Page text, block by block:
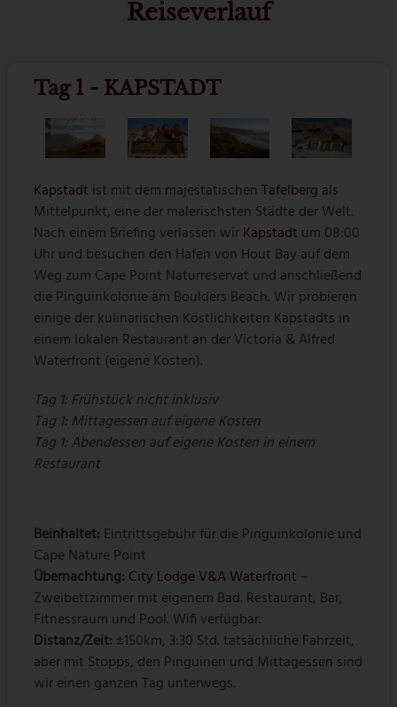
Reiseverlauf
Tag 1 - KAPSTADT
Kapstadt ist mit dem majestätischenTafelberg als
Mittelpunkt, eine der malerischsten Städte der Welt.
Nach einem Briefing verlassen wirKapstadt um 08:00
Uhr und besuchen den Hafen von Hout Bay auf dem
Weg zum Cape Point Naturreservat und anschließend
die Pinguinkolonie am Boulders Beach. Wir probieren
einige der kulinarischen Köstlichkeiten Kapstadts in
einem lokalen Restaurant an der Victoria & Alfred
Waterfront (eigene Kosten).
Tag 1: Frühstück nicht inklusiv
Tag 1: Mittagessen auf eigene Kosten
Tag 1: Abendessen auf eigene Kosten in einem
Restaurant
Beinhaltet: Eintrittsgebühr für die Pinguinkolonie und
Cape Nature Point
Übernachtung: City Lodge V&A Waterfront –
Zweibettzimmer mit eigenem Bad. Restaurant, Bar,
Fitnessraum und Pool. Wifi verfügbar.
Distanz/Zeit: ±150km, 3:30 Std. tatsächliche Fahrzeit,
aber mit Stopps, den Pinguinen und Mittagessen sind
wir einen ganzen Tag unterwegs.